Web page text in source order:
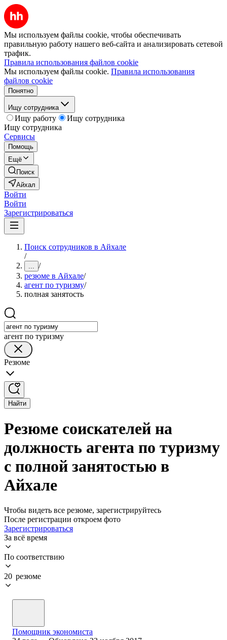
Мы используем файлы cookie, чтобы обеспечивать
правильную работу нашего веб-сайта и анализировать сетевой
трафик.
Правила использования файлов cookie
Мы используем файлы cookie. Правила использования
файлов cookie
Понятно
Ищу сотрудника
Ищу работу
Ищу сотрудника
Ищу сотрудника
Сервисы
Помощь
Ещё
Поиск
Айхал
Войти
Войти
Зарегистрироваться
Поиск сотрудников в Айхале
/
... /
резюме в Айхале/
агент по туризму/
полная занятость
агент по туризму
Резюме
Найти
Резюме соискателей на
должность агента по туризму
с полной занятостью в
Айхале
Чтобы видеть все резюме, зарегистрируйтесь
После регистрации откроем фото
Зарегистрироваться
За всё время
По соответствию
20 резюме
Помощник экономиста